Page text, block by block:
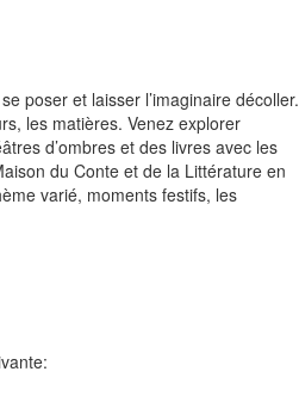
poser et laisser l’imaginaire décoller.
les matières. Venez explorer
d’ombres et des livres avec les
du Conte et de la Littérature en
varié, moments festifs, les